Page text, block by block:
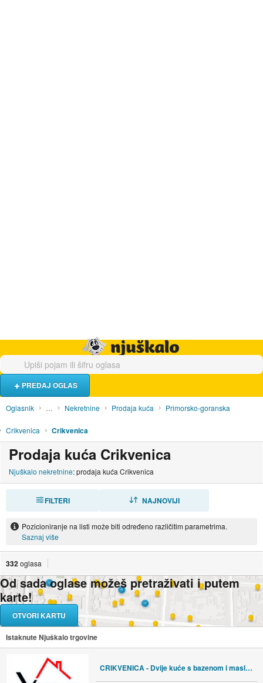
PREDAJ OGLAS
Oglasnik … Nekretnine Prodaja kuća Primorsko-goranska
Crikvenica Crikvenica
Prodaja kuća Crikvenica
Njuškalo nekretnine: prodaja kuća Crikvenica
FILTERI NAJNOVIJI
Pozicioniranje na listi može biti određeno različitim parametrima.
Saznaj više
332oglasa
Od sada oglase možeš pretraživati i putem
karte!
OTVORI KARTU
Istaknute Njuškalo trgovine
CRIKVENICA - Dvije kuće s bazenom i maslinikom